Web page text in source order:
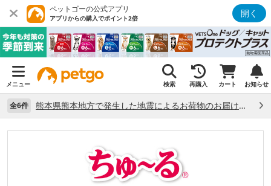
ペットゴーの公式アプリ
アプリからの購入でポイント2倍 開く
メニュー 検索 再購入 カート お知らせ
全6件 熊本県熊本地方で発生した地震によるお荷物のお届け状況について （7/28）